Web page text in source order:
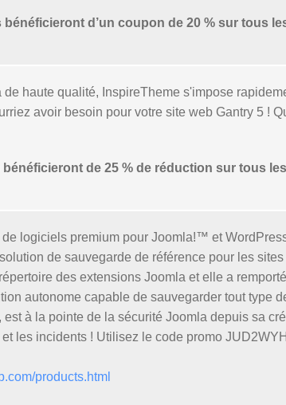
bénéficieront d’un coupon de 20 % sur tous
haute qualité, InspireTheme s'impose
avoir besoin pour votre site web Gantry 5 !
bénéficieront de 25 % de réduction sur tous
logiciels premium pour Joomla!™ et
de sauvegarde de référence pour les
des extensions Joomla et elle a
autonome capable de sauvegarder tout type
à la pointe de la sécurité Joomla depuis sa
les incidents ! Utilisez le code promo
products.html